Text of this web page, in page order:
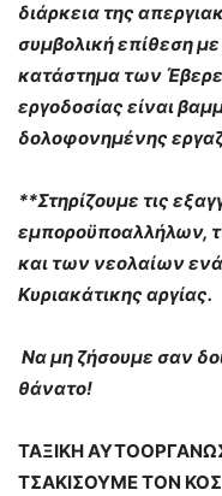
διάρκεια της
συμβολική επίθεση
κατάστημα των
εργοδοσίας είναι
δολοφονημένης
**Στηρίζουμε τις
εμποροϋποαλλήλων,
και των νεολαίων
Κυριακάτικης αργίας.
Να μη ζήσουμε σαν
θάνατο!
ΤΑΞΙΚΗ
ΤΣΑΚΙΣΟΥΜΕ ΤΟΝ